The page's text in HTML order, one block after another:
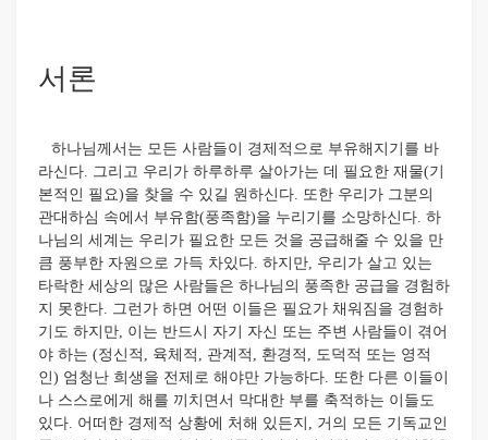
서론
하나님께서는 모든 사람들이 경제적으로 부유해지기를 바
라신다. 그리고 우리가 하루하루 살아가는 데 필요한 재물(기
본적인 필요)을 찾을 수 있길 원하신다. 또한 우리가 그분의
관대하심 속에서 부유함(풍족함)을 누리기를 소망하신다. 하
나님의 세계는 우리가 필요한 모든 것을 공급해줄 수 있을 만
큼 풍부한 자원으로 가득 차있다. 하지만, 우리가 살고 있는
타락한 세상의 많은 사람들은 하나님의 풍족한 공급을 경험하
지 못한다. 그런가 하면 어떤 이들은 필요가 채워짐을 경험하
기도 하지만, 이는 반드시 자기 자신 또는 주변 사람들이 겪어
야 하는 (정신적, 육체적, 관계적, 환경적, 도덕적 또는 영적
인) 엄청난 희생을 전제로 해야만 가능하다. 또한 다른 이들이
나 스스로에게 해를 끼치면서 막대한 부를 축적하는 이들도
있다. 어떠한 경제적 상황에 처해 있든지, 거의 모든 기독교인